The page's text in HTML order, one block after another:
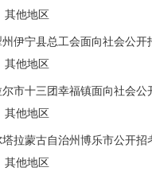
招考44人公告
其他地区
伊宁县总工会面向社会公开
其他地区
市十三团幸福镇面向社会公
其他地区
拉蒙古自治州博乐市公开招
其他地区